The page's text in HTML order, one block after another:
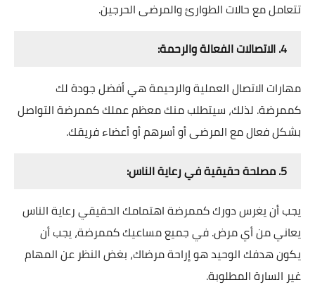
تتعامل مع حالات الطوارئ والمرضى الحرجين.
4. الاتصالات الفعالة والرحمة:
مهارات الاتصال العملية والرحيمة هي أفضل جودة لك
كممرضة. لذلك، سيتطلب منك معظم عملك كممرضة التواصل
بشكل فعال مع المرضى أو أسرهم أو أعضاء فريقك.
5. مصلحة حقيقية في رعاية الناس:
يجب أن يغرس دورك كممرضة اهتمامك الحقيقي رعاية الناس
يعاني من أي مرض. في جميع مساعيك كممرضة، يجب أن
يكون هدفك الوحيد هو إراحة مرضاك، بغض النظر عن المهام
غير السارة المطلوبة.